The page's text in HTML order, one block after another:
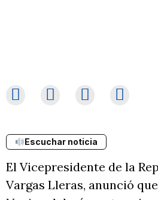
Escuchar noticia
El Vicepresidente de la
Vargas Lleras, anunció